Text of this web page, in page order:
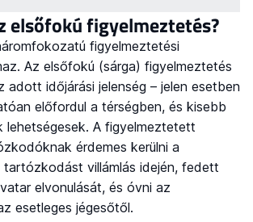
elsőfokú figyelmeztetés?
figyelmeztetési
Az elsőfokú (sárga) figyelmeztetés
adott időjárási jelenség – jelen esetben
előfordul a térségben, és kisebb
lehetségesek. A figyelmeztetett
érdemes kerülni a
villámlás idején, fedett
elvonulását, és óvni az
esetleges jégesőtől.